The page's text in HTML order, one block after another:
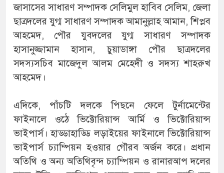
জাসাসের সাধারণ সম্পাদক সেলিমুল হাবিব সেলিম, জেলা
ছাত্রদলের যুগ্ম সাধারণ সম্পাদক আমানুল্লাহ আমান, শিপ্লব
আহমেদ, পৌর যুবদলের যুগ্ম সাধারণ সম্পাদক
হাসানুজ্জামান হাসান, চুয়াডাঙ্গা পৌর ছাত্রদলের
সদস্যসচিব মাজেদুল আলম মেহেদী ও সদস্য শাহরুখ
আহমেদ।
এদিকে, পাঁচটি দলকে পিছনে ফেলে টুর্নামেন্টের
ফাইনালে ওঠে ভিক্টোরিয়ান্স আর্মি ও ভিক্টোরিয়ান্স
ভাইপার্স। হাড্ডাহাড্ডি লড়াইয়ের ফাইনালে ভিক্টোরিয়ান্স
ভাইপার্স চ্যাম্পিয়ন হওয়ার গৌরব অর্জন করে। প্রধান
অতিথি ও অন্য অতিথিবৃন্দ চ্যাম্পিয়ন ও রানারআপ দলের